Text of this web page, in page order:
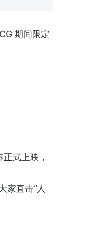
期间限定
式上映，
家直击“人